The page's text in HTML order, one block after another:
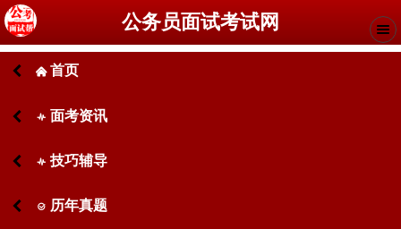
公务员面试考试网
󰄫 首页
󰋙 面考资讯
󰋙 技巧辅导
󰊧 历年真题